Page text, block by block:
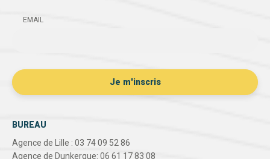
EMAIL
BUREAU
Agence de Lille : 03 74 09 52 86